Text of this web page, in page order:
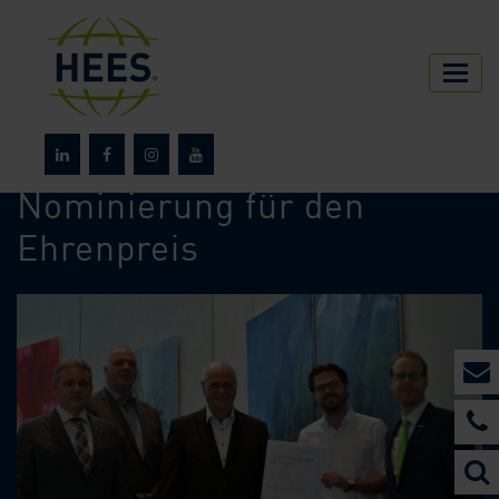
Über HEES News
Nominierung für den
Ehrenpreis